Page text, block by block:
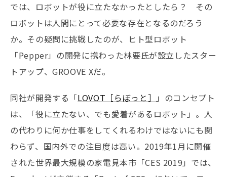
では、ロボットが役に立たなかったとしたら？ その
ロボットは人間にとって必要な存在となるのだろう
か。その疑問に挑戦したのが、ヒト型ロボット
「Pepper」の開発に携わった林要氏が設立したスター
トアップ、GROOVE Xだ。
同社が開発する「LOVOT［らぼっと］
」のコンセプト
は、「役に立たない、でも愛着があるロボット」。人
の代わりに何か仕事をしてくれるわけではないにも関
わらず、国内外での注目度は高い。2019年1月に開催
された世界最大規模の家電見本市「CES 2019」では、